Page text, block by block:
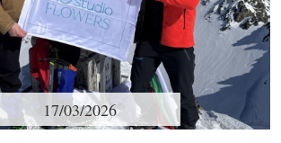
17/03/2026